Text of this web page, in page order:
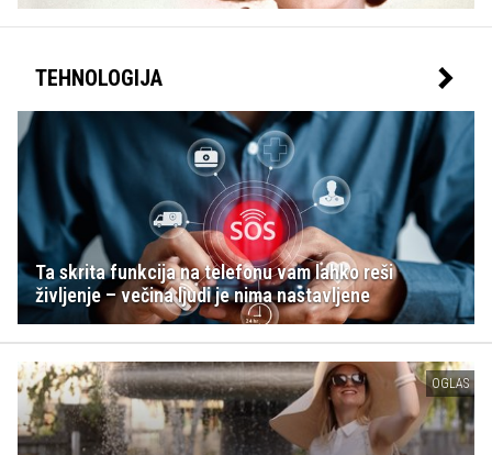
TEHNOLOGIJA
Ta skrita funkcija na telefonu vam lahko reši
življenje – večina ljudi je nima nastavljene
OGLAS